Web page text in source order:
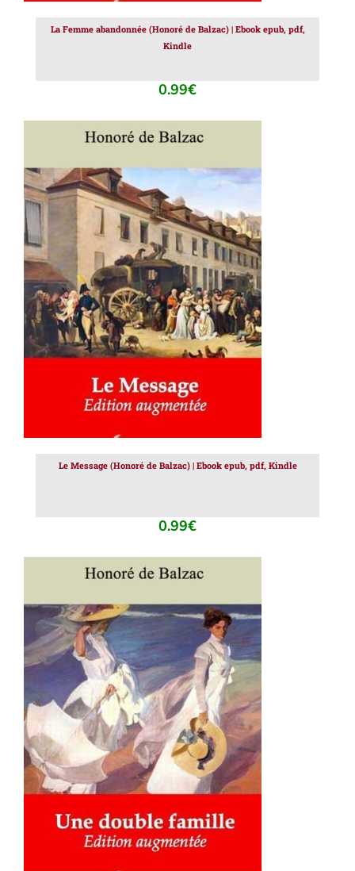
La Femme abandonnée (Honoré de Balzac) | Ebook epub, pdf,
Kindle
0.99€
AJOUTER AU PANIER DÉTAILS
Le Message (Honoré de Balzac) | Ebook epub, pdf, Kindle
0.99€
AJOUTER AU PANIER / DÉTAILS